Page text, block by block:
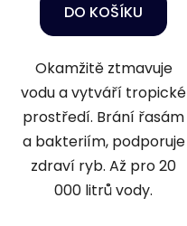
DO KOŠÍKU
Okamžitě ztmavuje
vodu a vytváří tropické
prostředí. Brání řasám
a bakteriím, podporuje
zdraví ryb. Až pro 20
000 litrů vody.